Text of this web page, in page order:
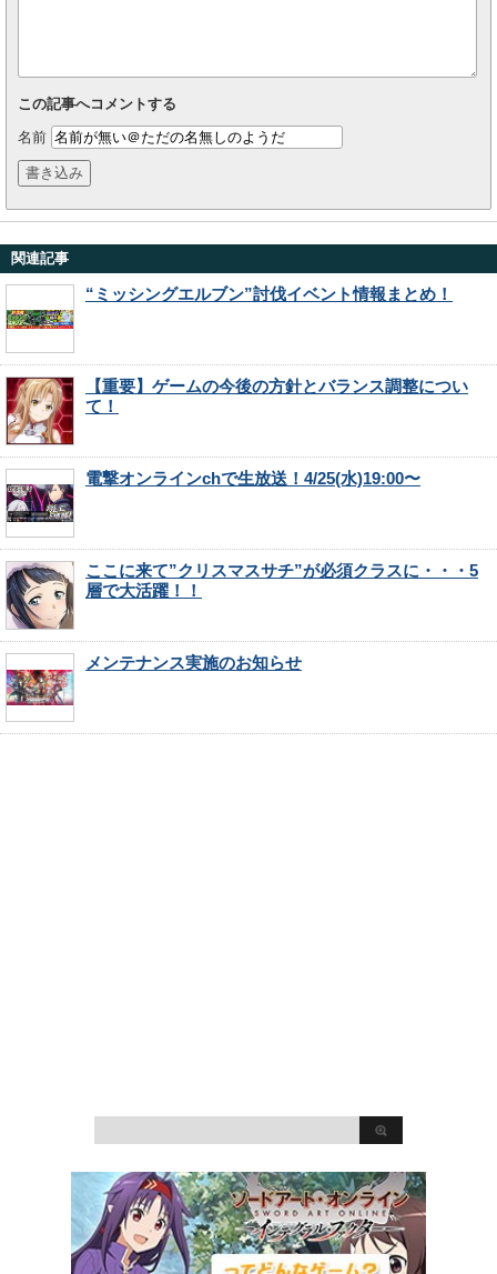
この記事へコメントする
名前
関連記事
“ミッシングエルブン”討伐イベント情報まとめ！
【重要】ゲームの今後の方針とバランス調整につい
て！
電撃オンラインchで生放送！4/25(水)19:00〜
ここに来て”クリスマスサチ”が必須クラスに・・・5
層で大活躍！！
メンテナンス実施のお知らせ